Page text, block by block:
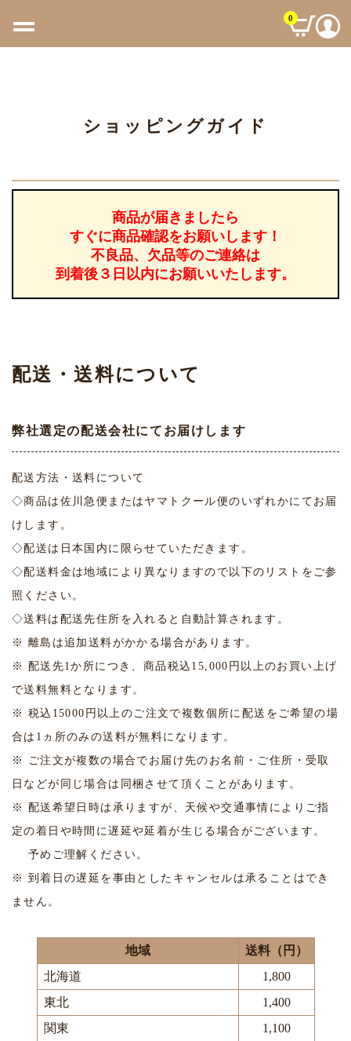
0
ショッピングガイド
商品が届きましたら
すぐに商品確認をお願いします！
不良品、欠品等のご連絡は
到着後３日以内にお願いいたします。
配送・送料について
弊社選定の配送会社にてお届けします
配送方法・送料について
◇商品は佐川急便またはヤマトクール便のいずれかにてお届
けします。
◇配送は日本国内に限らせていただきます。
◇配送料金は地域により異なりますので以下のリストをご参
照ください。
◇送料は配送先住所を入れると自動計算されます。
※ 離島は追加送料がかかる場合があります。
※ 配送先1か所につき、商品税込15,000円以上のお買い上げ
で送料無料となります。
※ 税込15000円以上のご注文で複数個所に配送をご希望の場
合は1ヵ所のみの送料が無料になります。
※ ご注文が複数の場合でお届け先のお名前・ご住所・受取
日などが同じ場合は同梱させて頂くことがあります。
※ 配送希望日時は承りますが、天候や交通事情によりご指
定の着日や時間に遅延や延着が生じる場合がございます。
予めご理解ください。
※ 到着日の遅延を事由としたキャンセルは承ることはでき
ません。
地域
送料（円）
北海道
1,800
東北
1,400
関東
1,100